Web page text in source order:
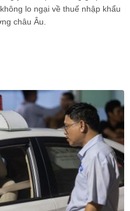
lo ngại về thuế nhập khẩu
châu Âu.